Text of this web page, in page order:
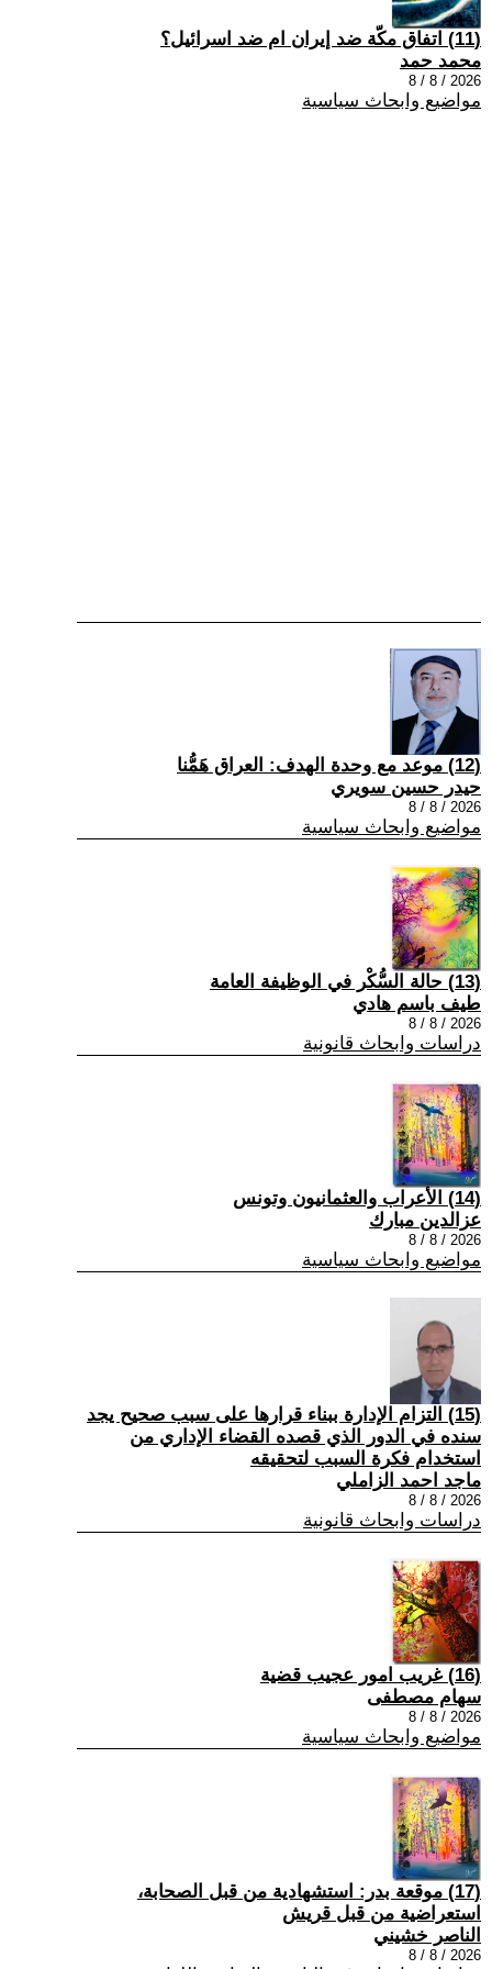
(11) اتفاق مكّة ضد إيران ام ضد اسرائيل؟
محمد حمد
2026 / 8 / 8
مواضيع وابحاث سياسية
(12) موعد مع وحدة الهدف: العراق هَمُّنا
حيدر حسين سويري
2026 / 8 / 8
مواضيع وابحاث سياسية
(13) حالة السُّكْر في الوظيفة العامة
طيف باسم هادي
2026 / 8 / 8
دراسات وابحاث قانونية
(14) الأعراب والعثمانيون وتونس
عزالدين مبارك
2026 / 8 / 8
مواضيع وابحاث سياسية
(15) التزام الإدارة ببناء قرارها على سبب صحیح یجد
سنده في الدور الذي قصده القضاء الإداري من
استخدام فكرة السبب لتحقیقه
ماجد احمد الزاملي
2026 / 8 / 8
دراسات وابحاث قانونية
(16) غريب امور عجيب قضية
سهام مصطفى
2026 / 8 / 8
مواضيع وابحاث سياسية
(17) موقعة بدر: استشهادية من قبل الصحابة،
استعراضية من قبل قريش
الناصر خشيني
2026 / 8 / 8